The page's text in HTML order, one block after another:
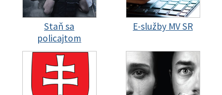
Staň sa
policajtom
E-služby MV SR